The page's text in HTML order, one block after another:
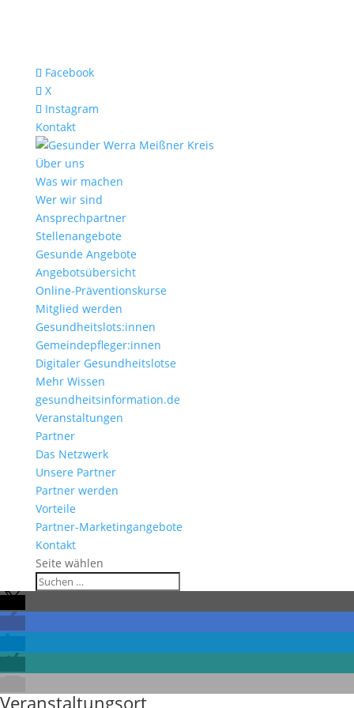
Facebook
X
Instagram
Kontakt
Über uns
Was wir machen
Wer wir sind
Ansprechpartner
Stellenangebote
Gesunde Angebote
Angebotsübersicht
Online-Präventionskurse
Mitglied werden
Gesundheitslots:innen
Gemeindepfleger:innen
Digitaler Gesundheitslotse
Mehr Wissen
gesundheitsinformation.de
Veranstaltungen
Partner
Das Netzwerk
Unsere Partner
Partner werden
Vorteile
Partner-Marketingangebote
Kontakt
Seite wählen
Veranstaltungsort